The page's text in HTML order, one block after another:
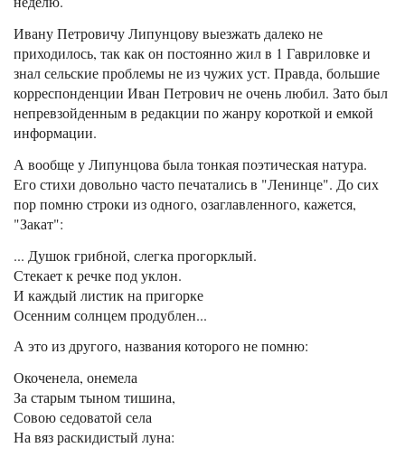
Ивану Петровичу Липунцову выезжать далеко не
приходилось, так как он постоянно жил в 1 Гавриловке и
знал сельские проблемы не из чужих уст. Правда, большие
корреспонденции Иван Петрович не очень любил. Зато был
непревзойденным в редакции по жанру короткой и емкой
информации.
А вообще у Липунцова была тонкая поэтическая натура.
Его стихи довольно часто печатались в "Ленинце". До сих
пор помню строки из одного, озаглавленного, кажется,
"Закат":
... Душок грибной, слегка прогорклый.
Стекает к речке под уклон.
И каждый листик на пригорке
Осенним солнцем продублен...
А это из другого, названия которого не помню:
Окоченела, онемела
За старым тыном тишина,
Совою седоватой села
На вяз раскидистый луна: